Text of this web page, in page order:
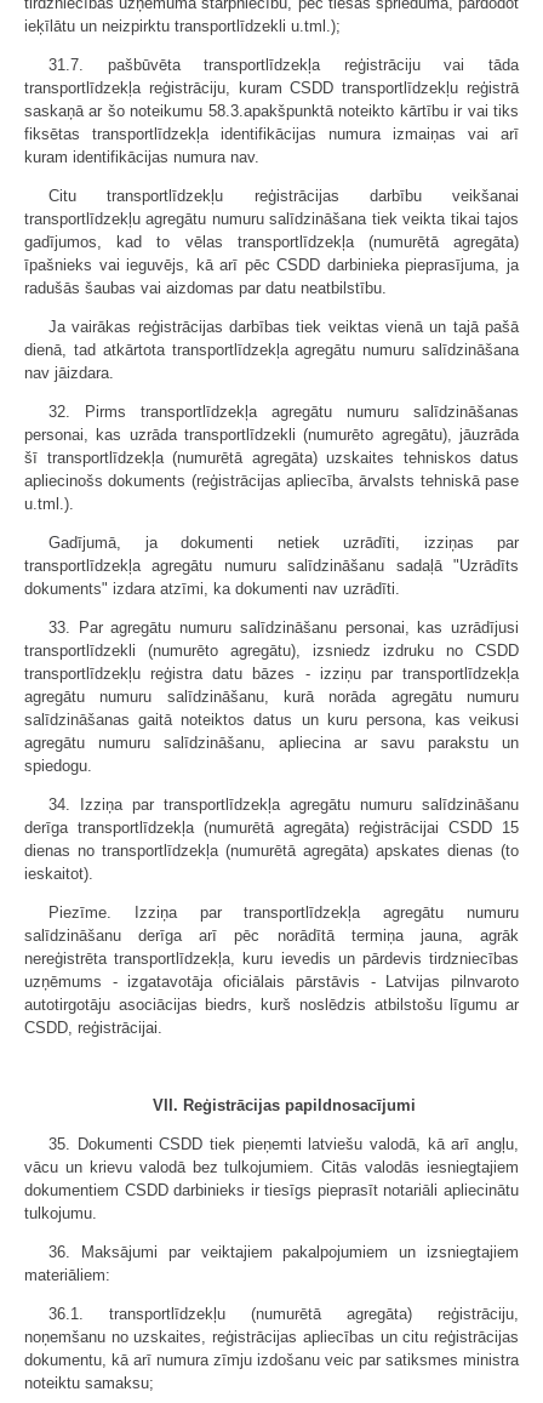
ieķīlātu un neizpirktu transportlīdzekli u.tml.);
31.7. pašbūvēta transportlīdzekļa reģistrāciju vai tāda
transportlīdzekļa reģistrāciju, kuram CSDD transportlīdzekļu reģistrā
saskaņā ar šo noteikumu 58.3.apakšpunktā noteikto kārtību ir vai tiks
fiksētas transportlīdzekļa identifikācijas numura izmaiņas vai arī
kuram identifikācijas numura nav.
Citu transportlīdzekļu reģistrācijas darbību veikšanai
transportlīdzekļu agregātu numuru salīdzināšana tiek veikta tikai tajos
gadījumos, kad to vēlas transportlīdzekļa (numurētā agregāta)
īpašnieks vai ieguvējs, kā arī pēc CSDD darbinieka pieprasījuma, ja
radušās šaubas vai aizdomas par datu neatbilstību.
Ja vairākas reģistrācijas darbības tiek veiktas vienā un tajā pašā
dienā, tad atkārtota transportlīdzekļa agregātu numuru salīdzināšana
nav jāizdara.
32. Pirms transportlīdzekļa agregātu numuru salīdzināšanas
personai, kas uzrāda transportlīdzekli (numurēto agregātu), jāuzrāda
šī transportlīdzekļa (numurētā agregāta) uzskaites tehniskos datus
apliecinošs dokuments (reģistrācijas apliecība, ārvalsts tehniskā pase
u.tml.).
Gadījumā, ja dokumenti netiek uzrādīti, izziņas par
transportlīdzekļa agregātu numuru salīdzināšanu sadaļā "Uzrādīts
dokuments" izdara atzīmi, ka dokumenti nav uzrādīti.
33. Par agregātu numuru salīdzināšanu personai, kas uzrādījusi
transportlīdzekli (numurēto agregātu), izsniedz izdruku no CSDD
transportlīdzekļu reģistra datu bāzes - izziņu par transportlīdzekļa
agregātu numuru salīdzināšanu, kurā norāda agregātu numuru
salīdzināšanas gaitā noteiktos datus un kuru persona, kas veikusi
agregātu numuru salīdzināšanu, apliecina ar savu parakstu un
spiedogu.
34. Izziņa par transportlīdzekļa agregātu numuru salīdzināšanu
derīga transportlīdzekļa (numurētā agregāta) reģistrācijai CSDD 15
dienas no transportlīdzekļa (numurētā agregāta) apskates dienas (to
ieskaitot).
Piezīme. Izziņa par transportlīdzekļa agregātu numuru
salīdzināšanu derīga arī pēc norādītā termiņa jauna, agrāk
nereģistrēta transportlīdzekļa, kuru ievedis un pārdevis tirdzniecības
uzņēmums - izgatavotāja oficiālais pārstāvis - Latvijas pilnvaroto
autotirgotāju asociācijas biedrs, kurš noslēdzis atbilstošu līgumu ar
CSDD, reģistrācijai.
VII. Reģistrācijas papildnosacījumi
35. Dokumenti CSDD tiek pieņemti latviešu valodā, kā arī angļu,
vācu un krievu valodā bez tulkojumiem. Citās valodās iesniegtajiem
dokumentiem CSDD darbinieks ir tiesīgs pieprasīt notariāli apliecinātu
tulkojumu.
36. Maksājumi par veiktajiem pakalpojumiem un izsniegtajiem
materiāliem:
36.1. transportlīdzekļu (numurētā agregāta) reģistrāciju,
noņemšanu no uzskaites, reģistrācijas apliecības un citu reģistrācijas
dokumentu, kā arī numura zīmju izdošanu veic par satiksmes ministra
noteiktu samaksu;